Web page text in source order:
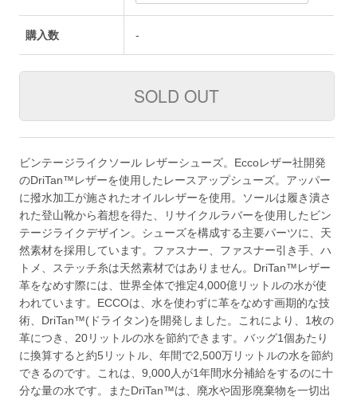
購入数 -
ビンテージライクソール レザーシューズ。Eccoレザー社開発
のDriTan™レザーを使用したレースアップシューズ。アッパー
に撥水加工が施されたオイルレザーを使用。ソールは履き潰さ
れた登山靴から着想を得た、リサイクルラバーを使用したビン
テージライクデザイン。シューズを構成する主要パーツに、天
然素材を採用しています。ファスナー、ファスナー引き手、ハ
トメ、ステッチ糸は天然素材ではありません。DriTan™レザー
革をなめす際には、世界全体で推定4,000億リットルの水が使
われています。ECCOは、水を使わずに革をなめす画期的な技
術、DriTan™(ドライタン)を開発しました。これにより、1枚の
革につき、20リットルの水を節約できます。バッグ1個あたり
に換算すると約5リットル、年間で2,500万リットルの水を節約
できるのです。これは、9,000人が1年間水分補給をするのに十
分な量の水です。またDriTan™は、廃水や固形廃棄物を一切出